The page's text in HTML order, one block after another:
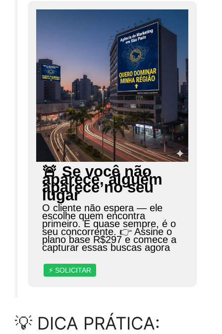
🚨 Se você não
aparece, alguém
aparece no seu
lugar
O cliente não espera — ele
escolhe quem encontra
primeiro. E quase sempre, é o
seu concorrente. 👉 Assine o
plano base R$297 e comece a
capturar essas buscas agora
⚡ SOLICITAR
💡 DICA PRÁTICA: